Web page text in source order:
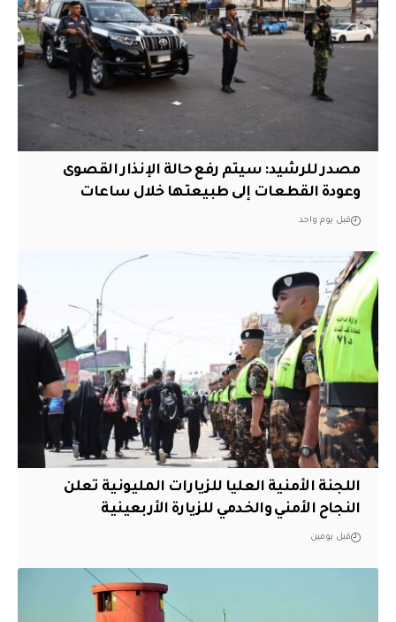
مصدر للرشيد: سيتم رفع حالة الإنذار القصوى
وعودة القطعات إلى طبيعتها خلال ساعات
قبل يوم واحد
اللجنة الأمنية العليا للزيارات المليونية تعلن
النجاح الأمني والخدمي للزيارة الأربعينية
قبل يومين